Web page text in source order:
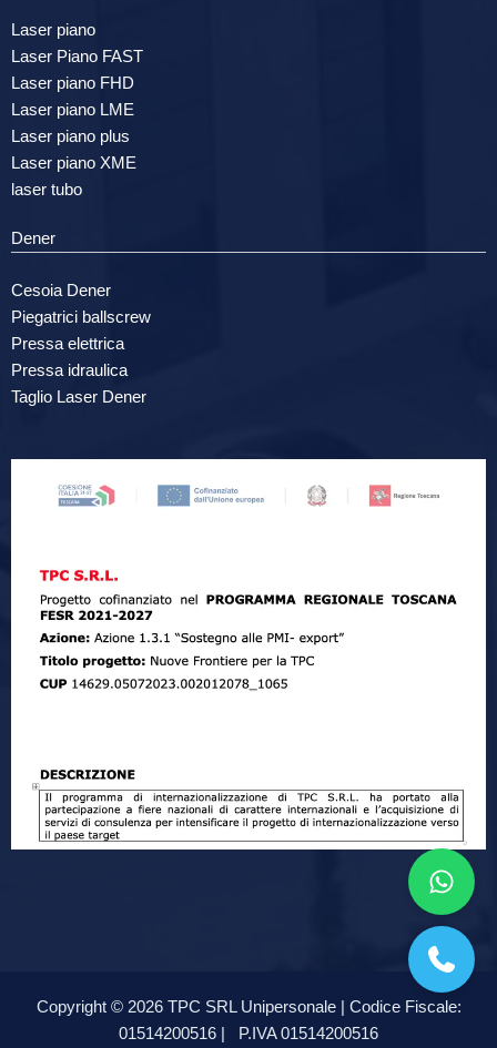
Laser piano
Laser Piano FAST
Laser piano FHD
Laser piano LME
Laser piano plus
Laser piano XME
laser tubo
Dener
Cesoia Dener
Piegatrici ballscrew
Pressa elettrica
Pressa idraulica
Taglio Laser Dener
Copyright © 2026 TPC SRL Unipersonale | Codice Fiscale:
01514200516 |
P.IVA 01514200516